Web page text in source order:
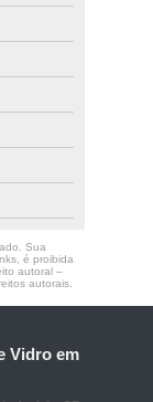
Sua
é proibida
autoral –
autorais.
Vidro em